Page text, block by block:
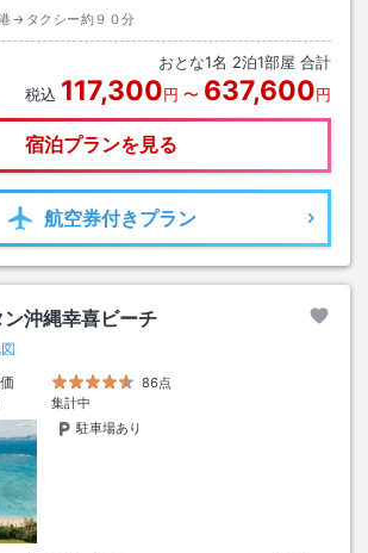
→タクシー約９０分
おとな1名 2泊1部屋 合計
税込 117,300円 〜 637,600円
宿泊プランを見る
航空券付きプラン
沖縄幸喜ビーチ
86点
集計中
駐車場あり